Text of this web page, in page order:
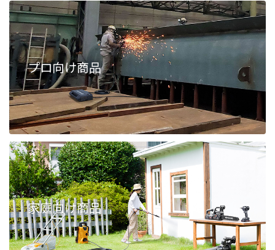
プロ向け商品
家庭向け商品